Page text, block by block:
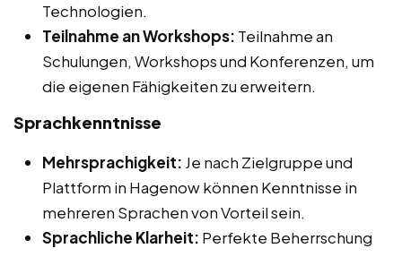
Technologien.
Teilnahme an Workshops: Teilnahme an
Schulungen, Workshops und Konferenzen, um
die eigenen Fähigkeiten zu erweitern.
Sprachkenntnisse
Mehrsprachigkeit: Je nach Zielgruppe und
Plattform in Hagenow können Kenntnisse in
mehreren Sprachen von Vorteil sein.
Sprachliche Klarheit: Perfekte Beherrschung